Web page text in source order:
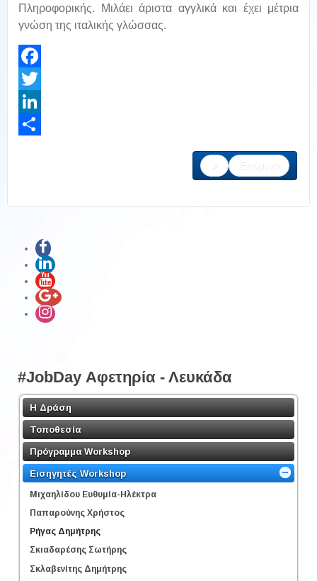
Πληροφορικής. Μιλάει άριστα αγγλικά και έχει μέτρια
γνώση της ιταλικής γλώσσας.
Facebook
Twitter
LinkedIn
Επόμενο
#JobDay Αφετηρία - Λευκάδα
Η Δράση
Τοποθεσία
Πρόγραμμα Workshop
Εισηγητές Workshop
Μιχαηλίδου Ευθυμία-Ηλέκτρα
Παπαρούνης Χρήστος
Ρήγας Δημήτρης
Σκιαδαρέσης Σωτήρης
Σκλαβενίτης Δημήτρης